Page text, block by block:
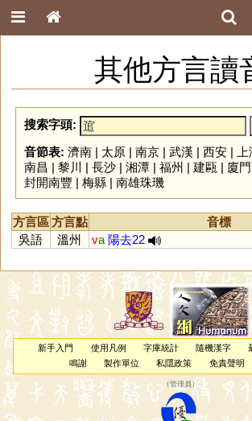
其他方言讀
搜索字頭:
音節表: 濟南| 太原| 南京| 武漢 | 西安|
南昌 | 黎川 | 長沙| 湘潭| 福州 | 建甌 | 廈門
封開南豐 | 梅縣| 南雄珠璣
方言區方言點
音標
吳語
溫州 va 陽去22
新手入門 使用凡例 字庫統計 隨機漢字
鳴謝
製作單位 私隱政策 免責聲明
（管理員 ）